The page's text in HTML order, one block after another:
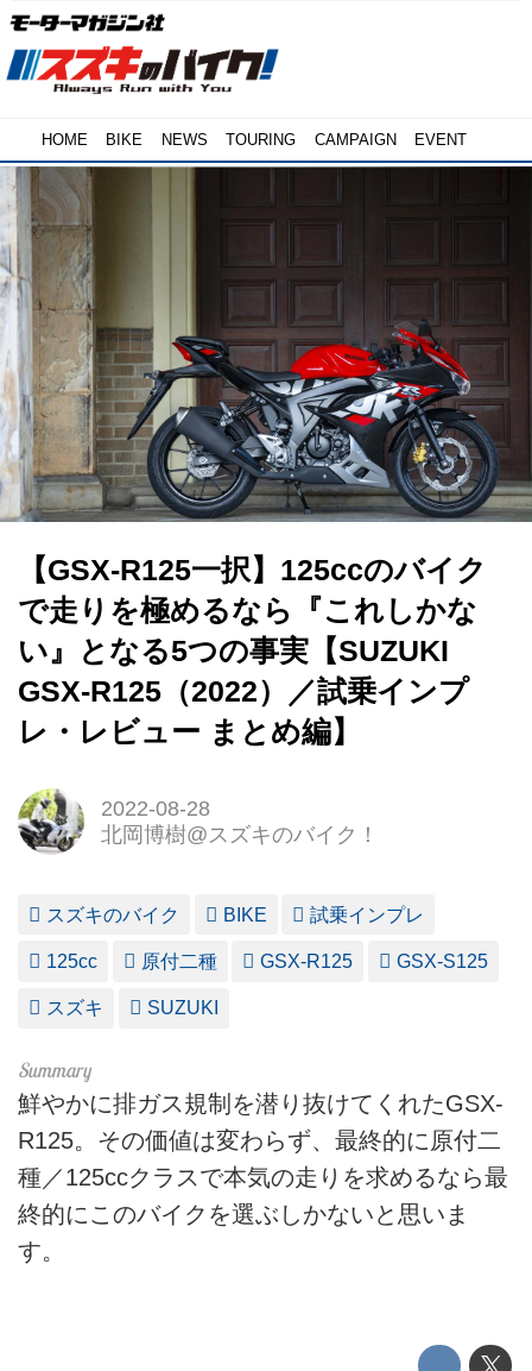
HOME BIKE NEWS TOURING CAMPAIGN EVENT
【GSX-R125一択】125ccのバイク
で走りを極めるなら『これしかな
い』となる5つの事実【SUZUKI
GSX-R125（2022）／試乗インプ
レ・レビュー まとめ編】
2022-08-28
北岡博樹@スズキのバイク！
スズキのバイク BIKE 試乗インプレ
125cc 原付二種 GSX-R125 GSX-S125
スズキ SUZUKI
鮮やかに排ガス規制を潜り抜けてくれたGSX-
R125。その価値は変わらず、最終的に原付二
種／125ccクラスで本気の走りを求めるなら最
終的にこのバイクを選ぶしかないと思いま
す。